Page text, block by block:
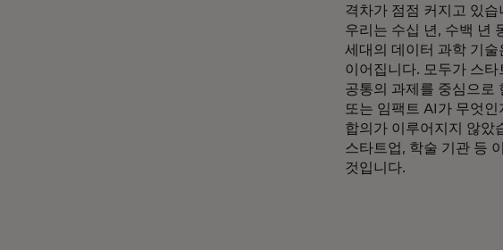
격차가 점점 커지고 있
우리는 수십 년, 수백 년
세대의 데이터 과학 기
이어집니다. 모두가 스
공통의 과제를 중심으로
또는 임팩트 AI가 무엇
합의가 이루어지지 않았
스타트업, 학술 기관 등
것입니다.